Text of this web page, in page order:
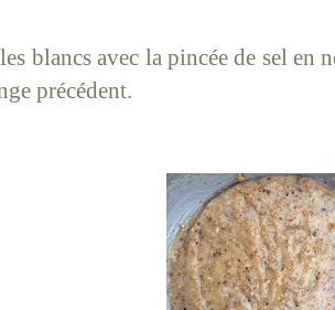
blancs avec la pincée de sel en
précédent.